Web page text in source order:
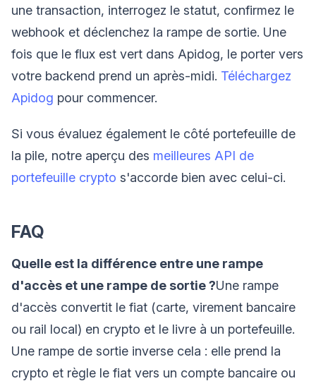
une transaction, interrogez le statut, confirmez le
webhook et déclenchez la rampe de sortie. Une
fois que le flux est vert dans Apidog, le porter vers
votre backend prend un après-midi. Téléchargez
Apidog pour commencer.
Si vous évaluez également le côté portefeuille de
la pile, notre aperçu des meilleures API de
portefeuille crypto s'accorde bien avec celui-ci.
FAQ
Quelle est la différence entre une rampe
d'accès et une rampe de sortie ?Une rampe
d'accès convertit le fiat (carte, virement bancaire
ou rail local) en crypto et le livre à un portefeuille.
Une rampe de sortie inverse cela : elle prend la
crypto et règle le fiat vers un compte bancaire ou